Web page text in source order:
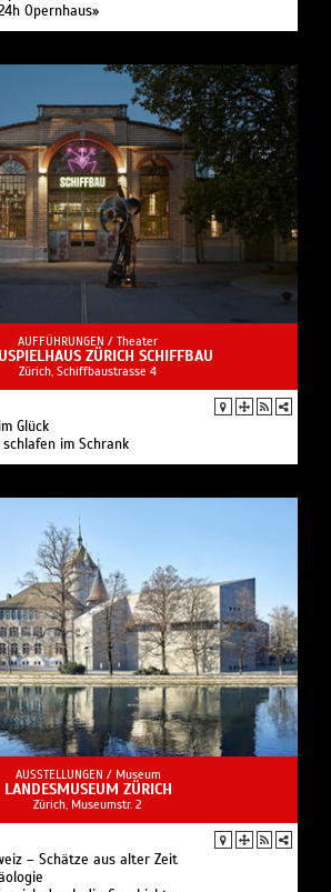
Opernhaus»
AUFFÜHRUNGEN / Theater
ZÜRICH SCHIFFBAU
Zürich, Schiffbaustrasse 4
Glück
im Schrank
AUSSTELLUNGEN / Museum
LANDESMUSEUM ZÜRICH
Zürich, Museumstr. 2
– Schätze aus alter Zeit